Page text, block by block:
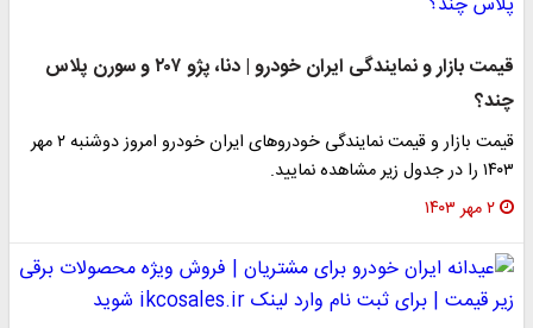
قیمت بازار و نمایندگی ایران خودرو | دنا، پژو ۲۰۷ و سورن پلاس
چند؟
قیمت بازار و قیمت نمایندگی خودرو‌های ایران خودرو امروز دوشنبه ۲ مهر
۱۴۰۳ را در جدول زیر مشاهده نمایید.
۲ مهر ۱۴۰۳